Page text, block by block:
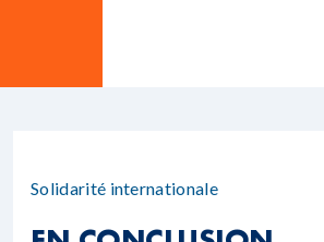
Solidarité internationale